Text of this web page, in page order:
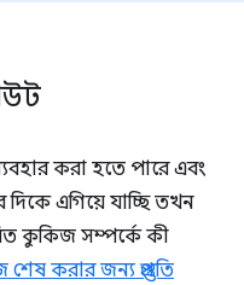
করা হতে পারে এবং
এগিয়ে যাচ্ছি তখন
কুকিজ সম্পর্কে কী
শেষ করার জন্য প্রস্তুতি